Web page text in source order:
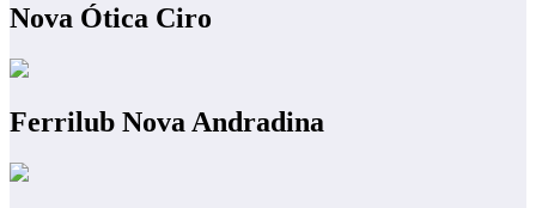
Nova Ótica Ciro
Ferrilub Nova Andradina